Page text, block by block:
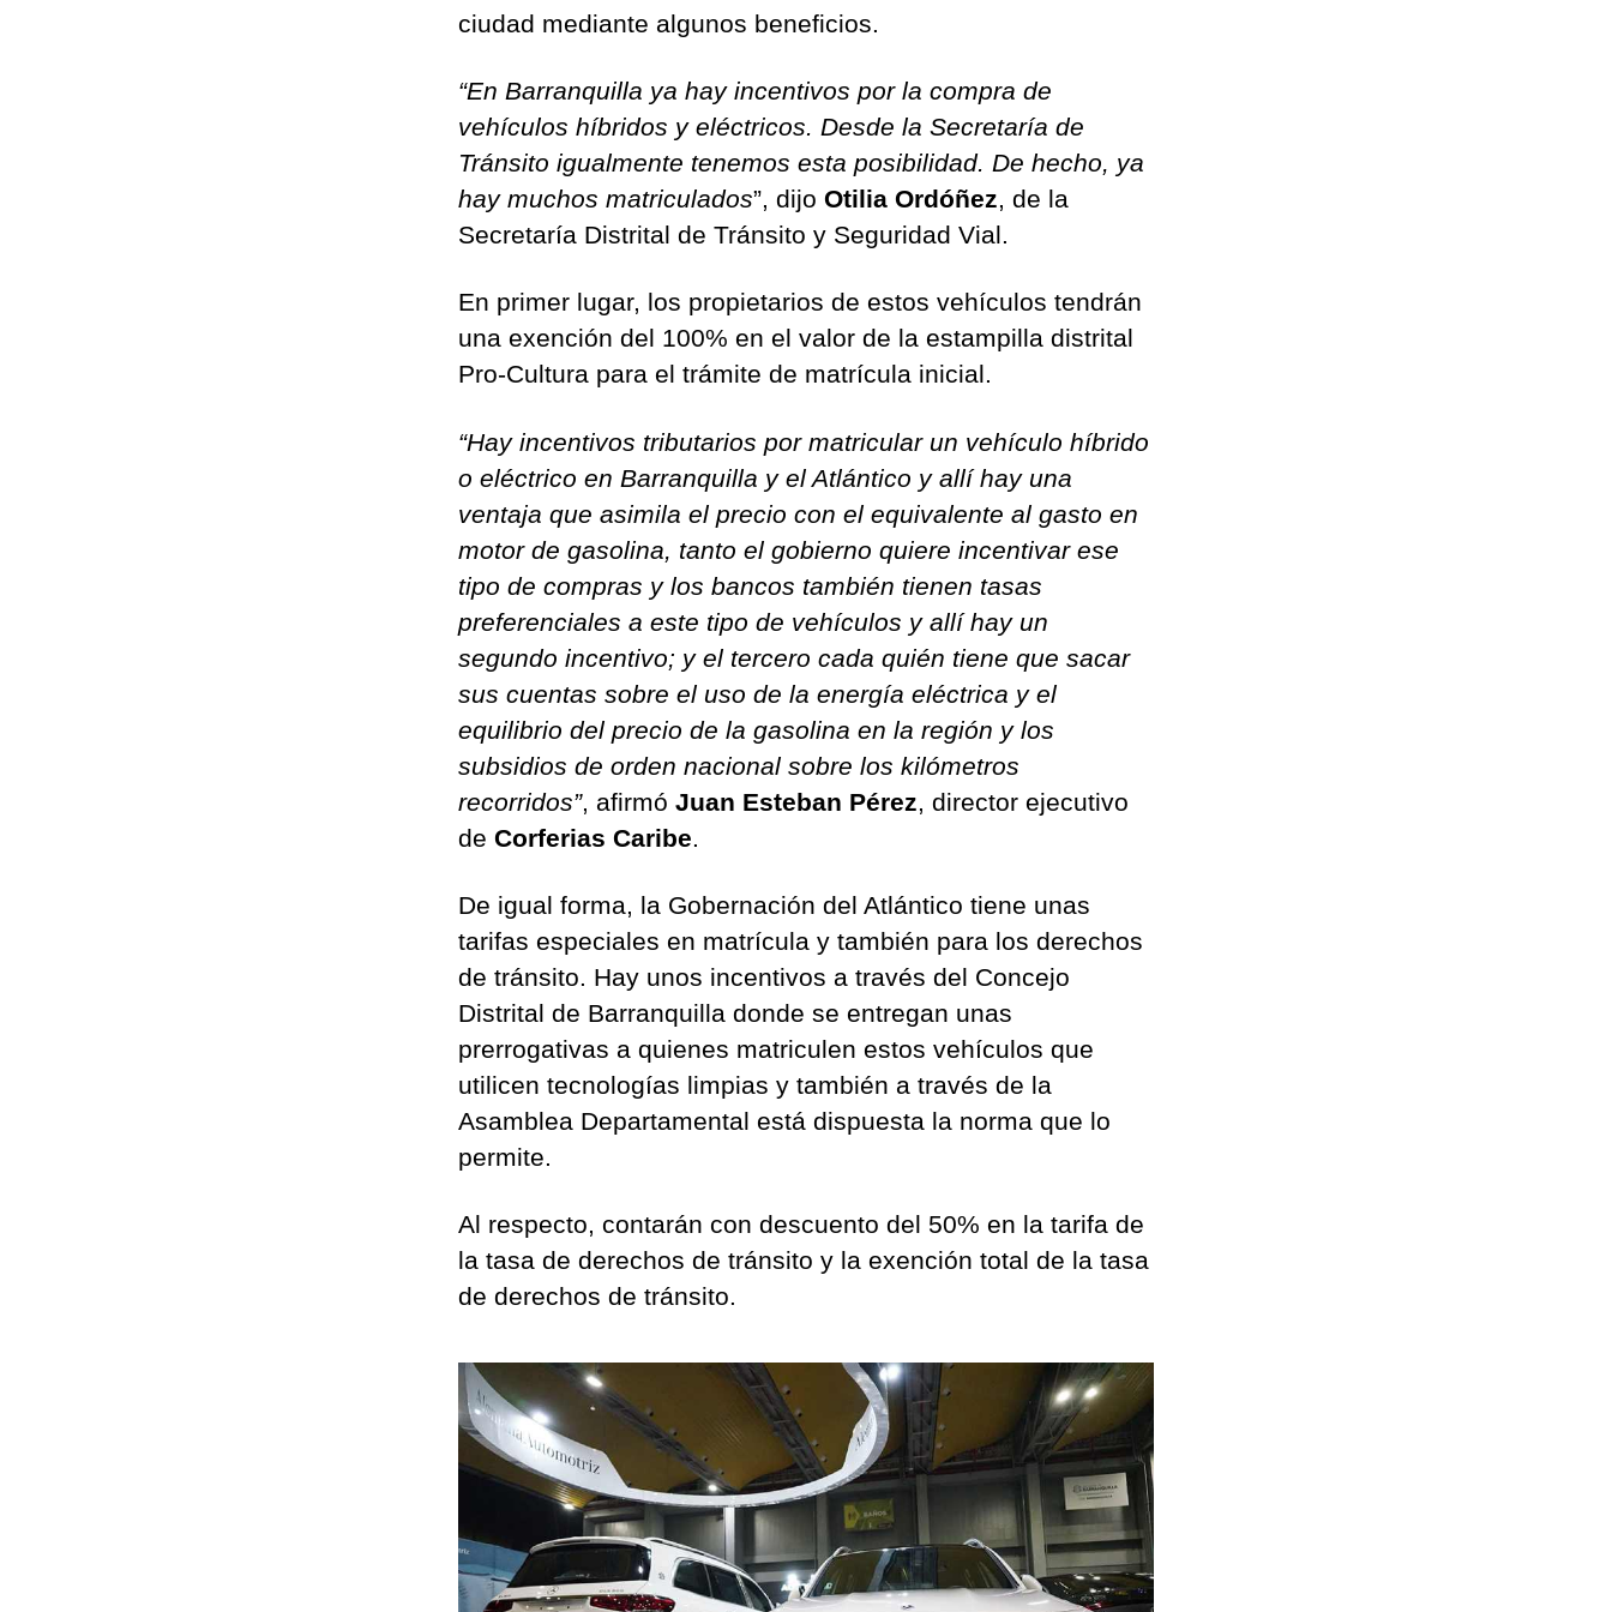
ciudad mediante algunos beneficios.
“En Barranquilla ya hay incentivos por la compra de
vehículos híbridos y eléctricos. Desde la Secretaría de
Tránsito igualmente tenemos esta posibilidad. De hecho, ya
hay muchos matriculados”, dijo Otilia Ordóñez, de la
Secretaría Distrital de Tránsito y Seguridad Vial.
En primer lugar, los propietarios de estos vehículos tendrán
una exención del 100% en el valor de la estampilla distrital
Pro-Cultura para el trámite de matrícula inicial.
“Hay incentivos tributarios por matricular un vehículo híbrido
o eléctrico en Barranquilla y el Atlántico y allí hay una
ventaja que asimila el precio con el equivalente al gasto en
motor de gasolina, tanto el gobierno quiere incentivar ese
tipo de compras y los bancos también tienen tasas
preferenciales a este tipo de vehículos y allí hay un
segundo incentivo; y el tercero cada quién tiene que sacar
sus cuentas sobre el uso de la energía eléctrica y el
equilibrio del precio de la gasolina en la región y los
subsidios de orden nacional sobre los kilómetros
recorridos”, afirmó Juan Esteban Pérez , director ejecutivo
de Corferias Caribe
De igual forma, la Gobernación del Atlántico tiene unas
tarifas especiales en matrícula y también para los derechos
de tránsito. Hay unos incentivos a través del Concejo
Distrital de Barranquilla donde se entregan unas
prerrogativas a quienes matriculen estos vehículos que
utilicen tecnologías limpias y también a través de la
Asamblea Departamental está dispuesta la norma que lo
permite.
Al respecto, contarán con descuento del 50% en la tarifa de
la tasa de derechos de tránsito y la exención total de la tasa
de derechos de tránsito.